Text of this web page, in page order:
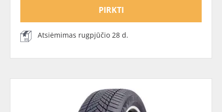
PIRKTI
Atsiėmimas rugpjūčio 28 d.